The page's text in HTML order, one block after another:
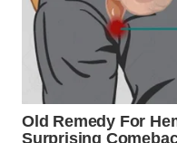
WN
BINJAI
WN
CIREBON